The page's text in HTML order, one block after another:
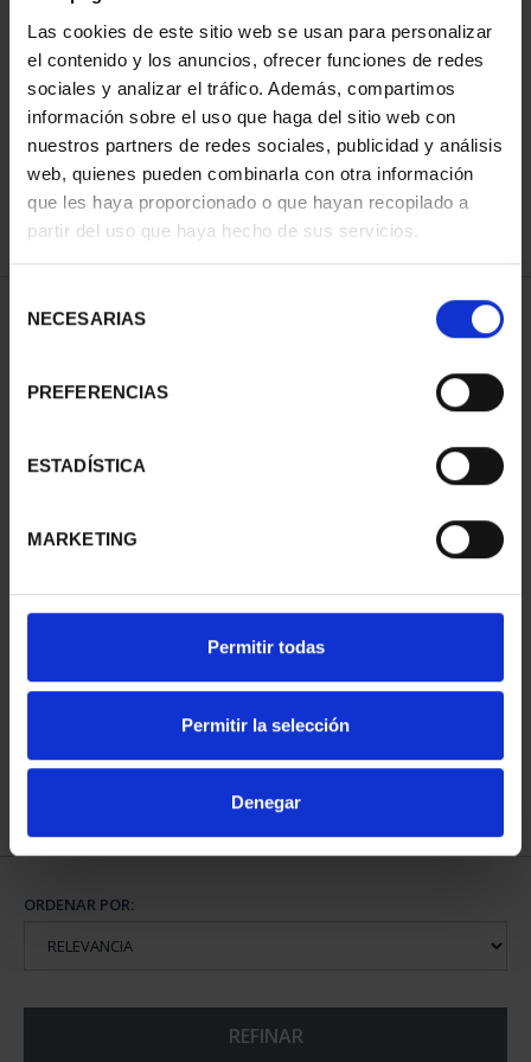
Las cookies de este sitio web se usan para personalizar
el contenido y los anuncios, ofrecer funciones de redes
sociales y analizar el tráfico. Además, compartimos
información sobre el uso que haga del sitio web con
nuestros partners de redes sociales, publicidad y análisis
web, quienes pueden combinarla con otra información
que les haya proporcionado o que hayan recopilado a
partir del uso que haya hecho de sus servicios.
NECESARIAS
PREFERENCIAS
ESTADÍSTICA
MARKETING
Permitir todas
Permitir la selección
Denegar
ORDENAR POR:
REFINAR
1 Productos encontrados
PROVINCIA COLECCION
COMPLET...
ORDENAR POR:
REFINAR